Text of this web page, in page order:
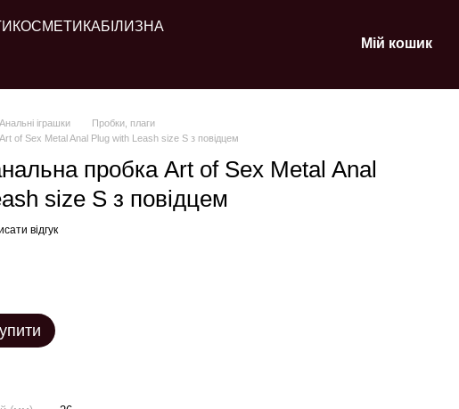
КОСМЕТИКАБІЛИЗНА
Мій кошик
Анальні іграшки
Пробки, плаги
of Sex Metal Anal Plug with Leash size S з повідцем
пробка Art of Sex Metal Anal
size S з повідцем
відгук